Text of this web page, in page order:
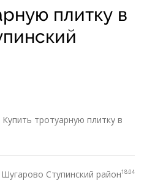
плитку в
Купить тротуарную плитку в
18:04
Ступинский район